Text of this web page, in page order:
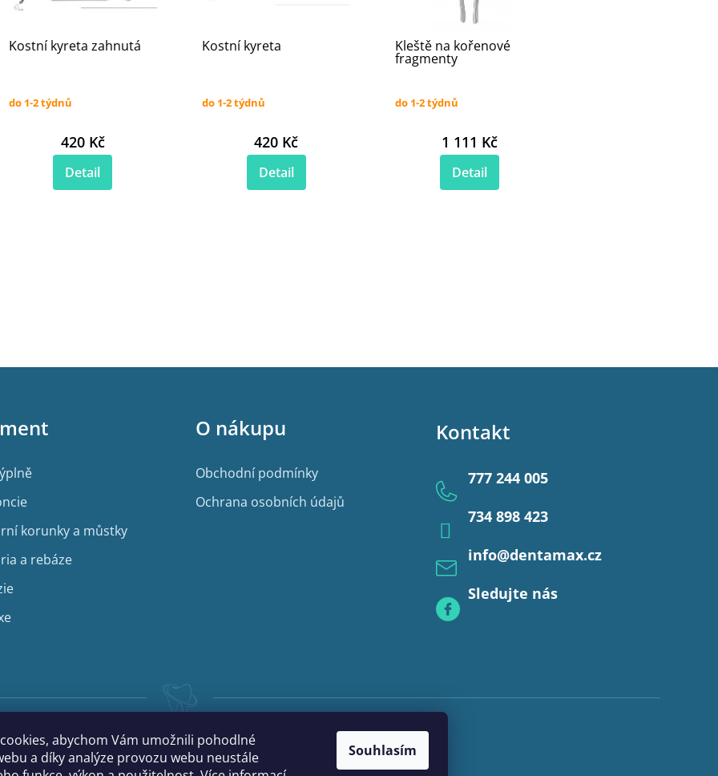
abychom Vám umožnili pohodlné
a díky analýze provozu webu neustále
Souhlasím
Kostní kyreta zahnutá
do 1-2 týdnů
420 Kč
Detail
Kostní kyreta
do 1-2 týdnů
420 Kč
Detail
Kleště na kořenové
fragmenty
do 1-2 týdnů
1 111 Kč
Detail
korunky a můstky
a rebáze
O nákupu
Obchodní podmínky
Ochrana osobních údajů
Kontakt
info@dentamax.cz
777 244 005
734 898 423
Sledujte nás